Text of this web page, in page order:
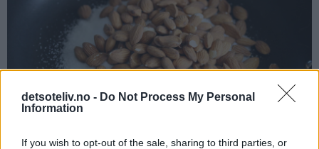
detsoteliv.no - Do Not Process My Personal
Information
If you wish to opt-out of the sale, sharing to third parties, or